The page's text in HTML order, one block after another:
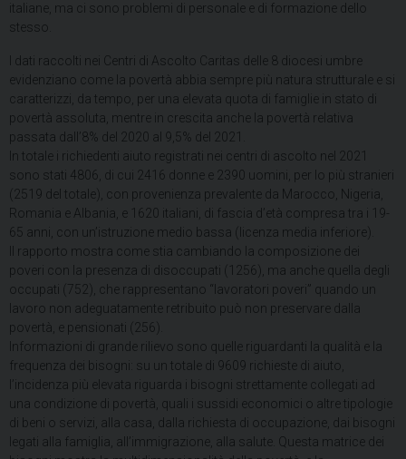
italiane, ma ci sono problemi di personale e di formazione dello
stesso.
I dati raccolti nei Centri di Ascolto Caritas delle 8 diocesi umbre
evidenziano come la povertà abbia sempre più natura strutturale e si
caratterizzi, da tempo, per una elevata quota di famiglie in stato di
povertà assoluta, mentre in crescita anche la povertà relativa
passata dall’8% del 2020 al 9,5% del 2021.
In totale i richiedenti aiuto registrati nei centri di ascolto nel 2021
sono stati 4806, di cui 2416 donne e 2390 uomini, per lo più stranieri
(2519 del totale), con provenienza prevalente da Marocco, Nigeria,
Romania e Albania, e 1620 italiani, di fascia d’età compresa tra i 19-
65 anni, con un’istruzione medio bassa (licenza media inferiore).
Il rapporto mostra come stia cambiando la composizione dei
poveri con la presenza di disoccupati (1256), ma anche quella degli
occupati (752), che rappresentano “lavoratori poveri” quando un
lavoro non adeguatamente retribuito può non preservare dalla
povertà, e pensionati (256).
Informazioni di grande rilievo sono quelle riguardanti la qualità e la
frequenza dei bisogni: su un totale di 9609 richieste di aiuto,
l’incidenza più elevata riguarda i bisogni strettamente collegati ad
una condizione di povertà, quali i sussidi economici o altre tipologie
di beni o servizi, alla casa, dalla richiesta di occupazione, dai bisogni
legati alla famiglia, all’immigrazione, alla salute. Questa matrice dei